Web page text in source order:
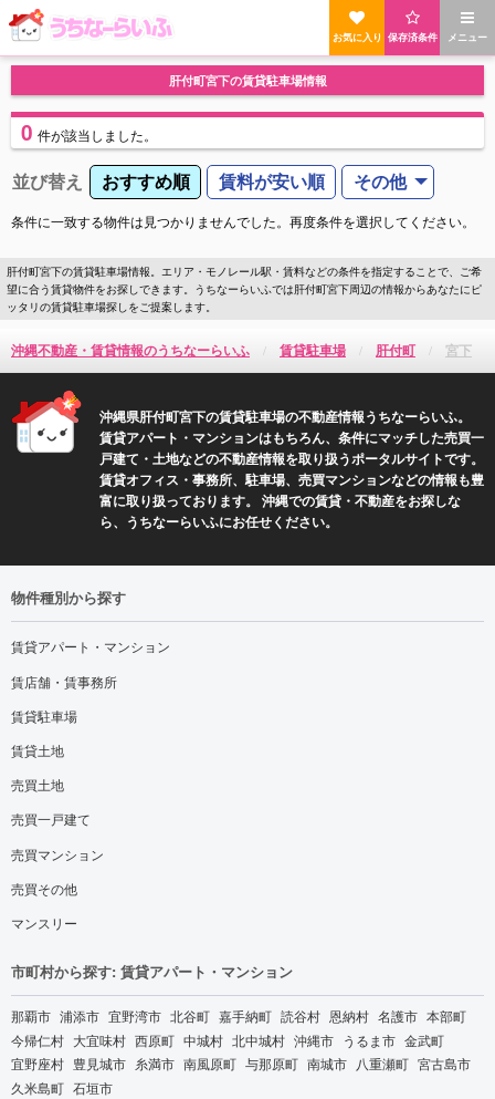
メニュー
保存済条件
お気に入り
肝付町宮下の賃貸駐車場情報
0 件が該当しました。
並び替え おすすめ順 賃料が安い順 その他
条件に一致する物件は見つかりませんでした。再度条件を選択してください。
肝付町宮下の賃貸駐車場情報。エリア・モノレール駅・賃料などの条件を指定することで、ご希
望に合う賃貸物件をお探しできます。うちなーらいふでは肝付町宮下周辺の情報からあなたにピ
ッタリの賃貸駐車場探しをご提案します。
沖縄不動産・賃貸情報のうちなーらいふ 賃貸駐車場 肝付町 宮下
沖縄県肝付町宮下の賃貸駐車場の不動産情報うちなーらいふ。
賃貸アパート・マンションはもちろん、条件にマッチした売買一
戸建て・土地などの不動産情報を取り扱うポータルサイトです。
賃貸オフィス・事務所、駐車場、売買マンションなどの情報も豊
富に取り扱っております。 沖縄での賃貸・不動産をお探しな
ら、うちなーらいふにお任せください。
物件種別から探す
賃貸アパート・マンション
賃店舗・賃事務所
賃貸駐車場
賃貸土地
売買土地
売買一戸建て
売買マンション
売買その他
マンスリー
市町村から探す: 賃貸アパート・マンション
那覇市 浦添市 宜野湾市 北谷町 嘉手納町 読谷村 恩納村 名護市 本部町
今帰仁村 大宜味村 西原町 中城村 北中城村 沖縄市 うるま市 金武町
宜野座村 豊見城市 糸満市 南風原町 与那原町 南城市 八重瀬町 宮古島市
久米島町 石垣市